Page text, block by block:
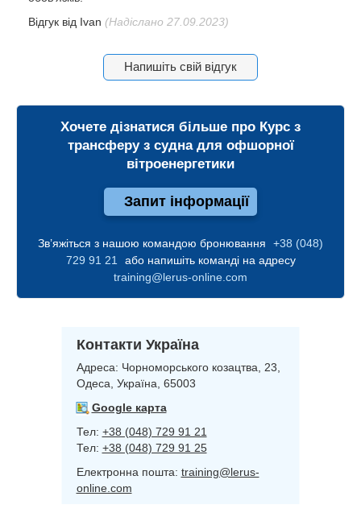
Контакти Україна
Адреса: Чорноморського козацтва, 23,
Одеса, Україна, 65003
Google карта
Тел: +38 (048) 729 91 21
Тел: +38 (048) 729 91 25
Електронна пошта: training@lerus-
online.com
Відгук від Ivan (Надіслано 27.09.2023)
Напишіть свій відгук
Хочете дізнатися більше про Курс з
трансферу з судна для офшорної
вітроенергетики
Запит інформації
Зв’яжіться з нашою командою бронювання
+38 (048)
729 91 21
або напишіть команді на адресу
training@lerus-online.com